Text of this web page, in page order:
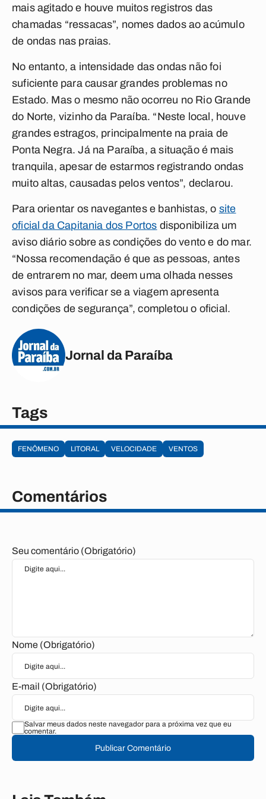
mais agitado e houve muitos registros das
chamadas “ressacas”, nomes dados ao acúmulo
de ondas nas praias.
No entanto, a intensidade das ondas não foi
suficiente para causar grandes problemas no
Estado. Mas o mesmo não ocorreu no Rio Grande
do Norte, vizinho da Paraíba. “Neste local, houve
grandes estragos, principalmente na praia de
Ponta Negra. Já na Paraíba, a situação é mais
tranquila, apesar de estarmos registrando ondas
muito altas, causadas pelos ventos”, declarou.
Para orientar os navegantes e banhistas, o site
oficial da Capitania dos Portos disponibiliza um
aviso diário sobre as condições do vento e do mar.
“Nossa recomendação é que as pessoas, antes
de entrarem no mar, deem uma olhada nesses
avisos para verificar se a viagem apresenta
condições de segurança”, completou o oficial.
Jornal da Paraíba
Tags
FENÔMENO LITORAL VELOCIDADE VENTOS
Comentários
Seu comentário (Obrigatório)
Nome (Obrigatório)
E-mail (Obrigatório)
Salvar meus dados neste navegador para a próxima vez que eu
comentar.
Publicar Comentário